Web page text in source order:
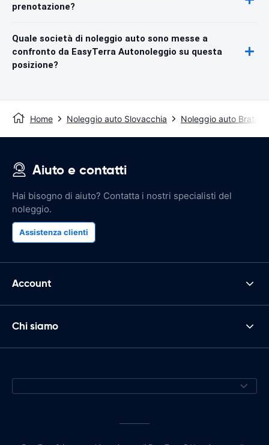
prenotazione?
Quale società di noleggio auto sono messe a
confronto da EasyTerra Autonoleggio su questa
posizione?
Home Noleggio auto Slovacchia Noleggio auto
Aiuto e contatti
Hai bisogno di aiuto? Contatta i nostri specialisti del
noleggio.
Assistenza clienti
Account
Chi siamo